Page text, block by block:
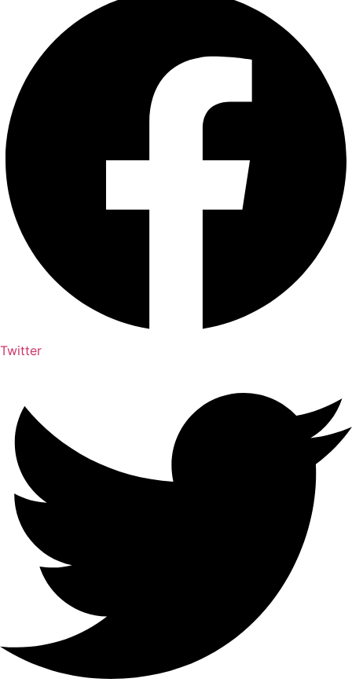
Twitter